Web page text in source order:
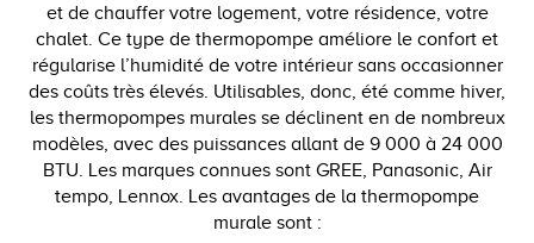
et de chauffer votre logement, votre résidence, votre
chalet. Ce type de thermopompe améliore le confort et
régularise l’humidité de votre intérieur sans occasionner
des coûts très élevés. Utilisables, donc, été comme hiver,
les thermopompes murales se déclinent en de nombreux
modèles, avec des puissances allant de 9 000 à 24 000
BTU. Les marques connues sont GREE, Panasonic, Air
tempo, Lennox. Les avantages de la thermopompe
murale sont :